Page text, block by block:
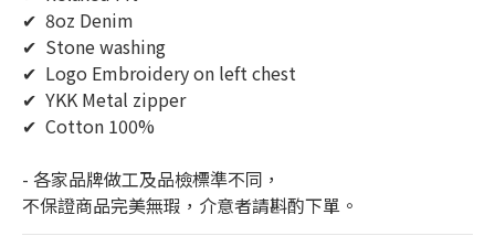
✔  8oz Denim
✔  Stone washing
✔  Logo Embroidery on left chest
✔  YKK Metal zipper
✔  Cotton 100%
- 各家品牌做工及品檢標準不同，
不保證商品完美無瑕，介意者請斟酌下單。